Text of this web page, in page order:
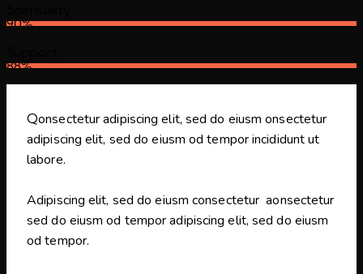
90%
88%
Qonsectetur adipiscing elit, sed do eiusm onsectetur
adipiscing elit, sed do eiusm od tempor incididunt ut
labore.
Adipiscing elit, sed do eiusm consectetur aonsectetur
sed do eiusm od tempor adipiscing elit, sed do eiusm
od tempor.